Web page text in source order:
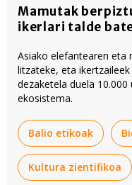
Mamutak
ikerlari talde
Asiako elefantearen eta
litzateke, eta
dezaketela duela
ekosistema.
Balio etikoak
Kultura zientifikoa